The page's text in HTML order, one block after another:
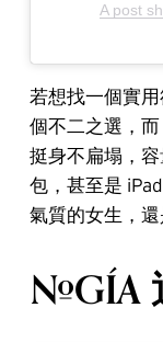
A post
若想找一個實
個不二之選，
挺身不扁塌，
包，甚至是
氣質的女生，還
#GÍA